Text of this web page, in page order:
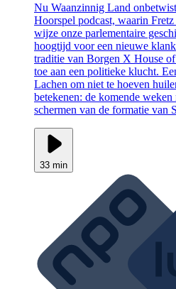
Nu Waanzinnig Land
Hoorspel podcast, waarin
wijze onze parlementaire
hoogtijd voor een nieuwe
traditie van Borgen X House
toe aan een politieke klucht.
Lachen om niet te hoeven
betekenen: de komende
schermen van de formatie van
33 min